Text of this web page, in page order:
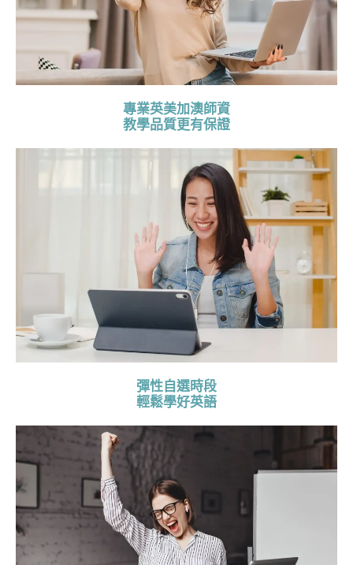
專業英美加澳師資
教學品質更有保證
彈性自選時段
輕鬆學好英語